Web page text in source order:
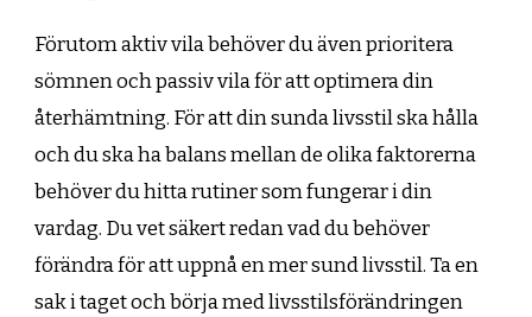
Förutom aktiv vila behöver du även prioritera
sömnen och passiv vila för att optimera din
återhämtning. För att din sunda livsstil ska hålla
och du ska ha balans mellan de olika faktorerna
behöver du hitta rutiner som fungerar i din
vardag. Du vet säkert redan vad du behöver
förändra för att uppnå en mer sund livsstil. Ta en
sak i taget och börja med livsstilsförändringen